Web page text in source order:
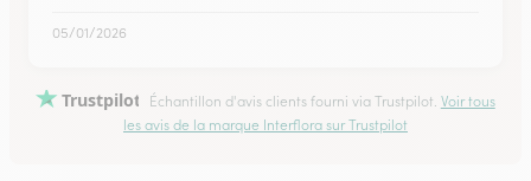
05/01/2026
Trustpilot Échantillon d'avis clients fourni via Trustpilot. Voir tous
les avis de la marque Interflora sur Trustpilot